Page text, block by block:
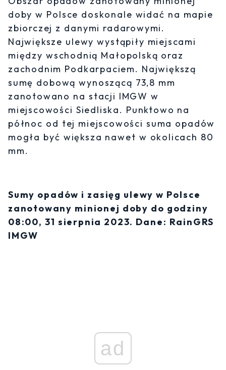
doby w Polsce doskonale widać na mapie
zbiorczej z danymi radarowymi.
Największe ulewy wystąpiły miejscami
między wschodnią Małopolską oraz
zachodnim Podkarpaciem. Największą
sumę dobową wynoszącą 73,8 mm
zanotowano na stacji IMGW w
miejscowości Siedliska. Punktowo na
północ od tej miejscowości suma opadów
mogła być większa nawet w okolicach 80
mm.
Sumy opadów i zasięg ulewy w Polsce
zanotowany minionej doby do godziny
08:00, 31 sierpnia 2023. Dane: RainGRS
IMGW
ad